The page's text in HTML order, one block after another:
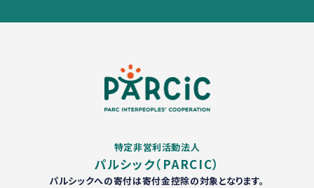
特定非営利活動法人
パルシック（PARCIC）
パルシックへの寄付は寄付金控除の対象となります。